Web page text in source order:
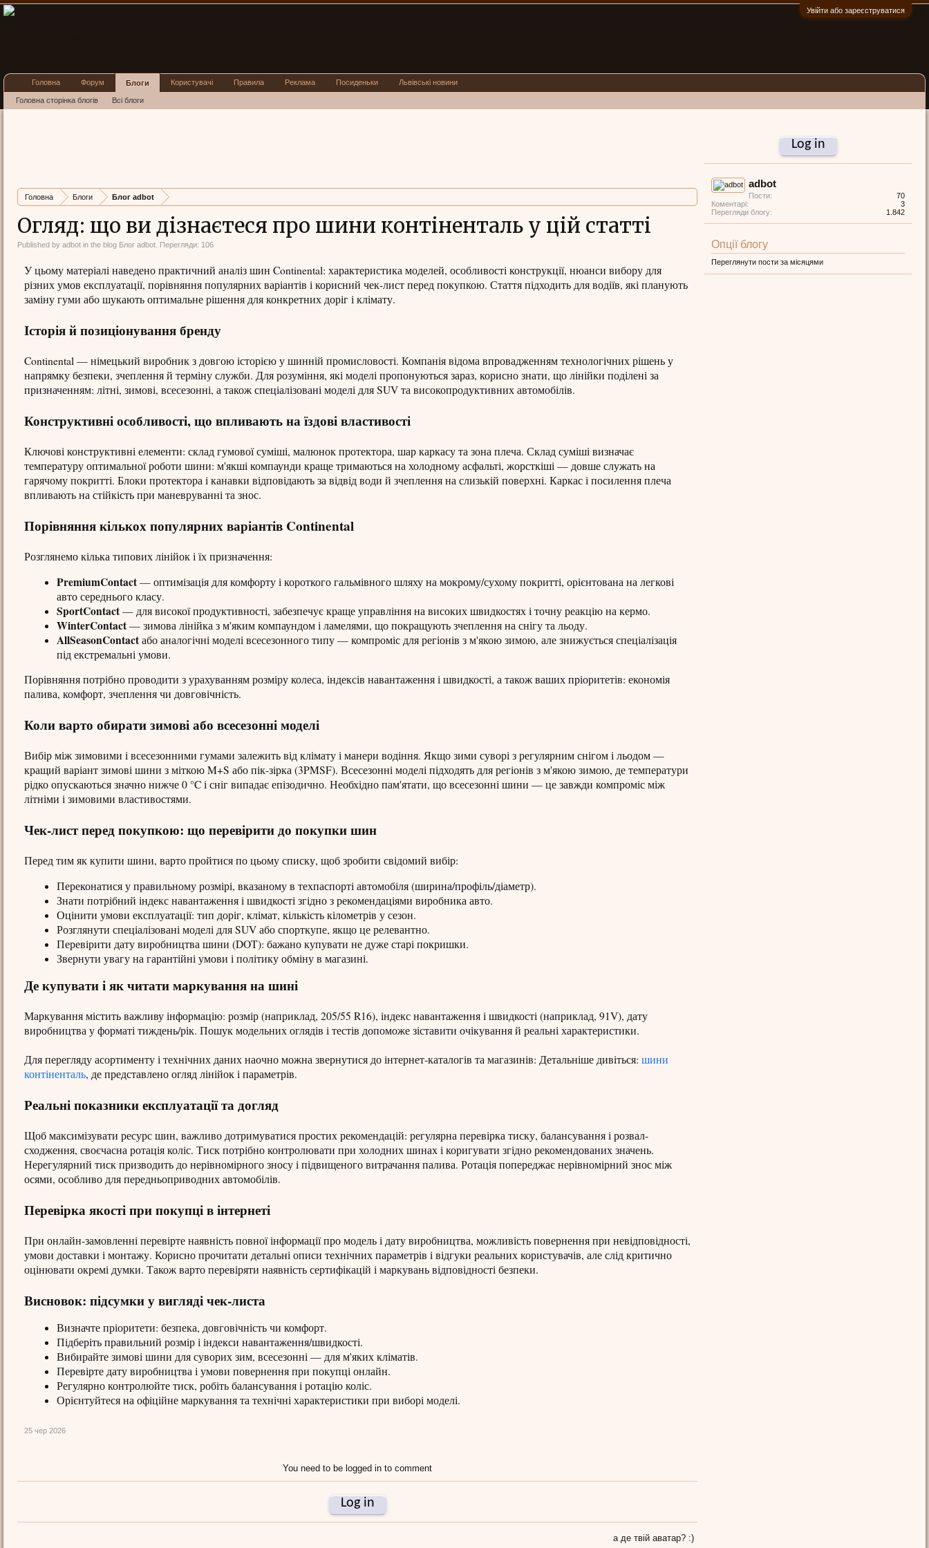
Увійти або зареєструватися
Головна Блоги Блог adbot
Огляд: що ви дізнаєтеся про шини контіненталь у цій статті
Published by adbot in the blog Блог adbot . Перегляди: 106
У цьому матеріалі наведено практичний аналіз шин Continental: характеристика моделей, особливості конструкції, нюанси вибору для
різних умов експлуатації, порівняння популярних варіантів і корисний чек-лист перед покупкою. Стаття підходить для водіїв, які планують
заміну гуми або шукають оптимальне рішення для конкретних доріг і клімату.
Історія й позиціонування бренду
Continental — німецький виробник з довгою історією у шинній промисловості. Компанія відома впровадженням технологічних рішень у
напрямку безпеки, зчеплення й терміну служби. Для розуміння, які моделі пропонуються зараз, корисно знати, що лінійки поділені за
призначенням: літні, зимові, всесезонні, а також спеціалізовані моделі для SUV та високопродуктивних автомобілів.
Конструктивні особливості, що впливають на їздові властивості
Ключові конструктивні елементи: склад гумової суміші, малюнок протектора, шар каркасу та зона плеча. Склад суміші визначає
температуру оптимальної роботи шини: м'якші компаунди краще тримаються на холодному асфальті, жорсткіші — довше служать на
гарячому покритті. Блоки протектора і канавки відповідають за відвід води й зчеплення на слизькій поверхні. Каркас і посилення плеча
впливають на стійкість при маневруванні та знос.
Порівняння кількох популярних варіантів Continental
Розглянемо кілька типових лінійок і їх призначення:
PremiumContact— оптимізація для комфорту і короткого гальмівного шляху на мокрому/сухому покритті, орієнтована на легкові
авто середнього класу.
SportContact— для високої продуктивності, забезпечує краще управління на високих швидкостях і точну реакцію на кермо.
WinterContact— зимова лінійка з м'яким компаундом і ламелями, що покращують зчеплення на снігу та льоду.
AllSeasonContactабо аналогічні моделі всесезонного типу — компроміс для регіонів з м'якою зимою, але знижується спеціалізація
під екстремальні умови.
Порівняння потрібно проводити з урахуванням розміру колеса, індексів навантаження і швидкості, а також ваших пріоритетів: економія
палива, комфорт, зчеплення чи довговічність.
Коли варто обирати зимові або всесезонні моделі
Вибір між зимовими і всесезонними гумами залежить від клімату і манери водіння. Якщо зими суворі з регулярним снігом і льодом —
кращий варіант зимові шини з міткою M+S або пік-зірка (3PMSF). Всесезонні моделі підходять для регіонів з м'якою зимою, де температури
рідко опускаються значно нижче 0 °C і сніг випадає епізодично. Необхідно пам'ятати, що всесезонні шини — це завжди компроміс між
літніми і зимовими властивостями.
Чек-лист перед покупкою: що перевірити до покупки шин
Перед тим як купити шини, варто пройтися по цьому списку, щоб зробити свідомий вибір:
Переконатися у правильному розмірі, вказаному в техпаспорті автомобіля (ширина/профіль/діаметр).
Знати потрібний індекс навантаження і швидкості згідно з рекомендаціями виробника авто.
Оцінити умови експлуатації: тип доріг, клімат, кількість кілометрів у сезон.
Розглянути спеціалізовані моделі для SUV або спорткупе, якщо це релевантно.
Перевірити дату виробництва шини (DOT): бажано купувати не дуже старі покришки.
Звернути увагу на гарантійні умови і політику обміну в магазині.
Де купувати і як читати маркування на шині
Маркування містить важливу інформацію: розмір (наприклад, 205/55 R16), індекс навантаження і швидкості (наприклад, 91V), дату
виробництва у форматі тиждень/рік. Пошук модельних оглядів і тестів допоможе зіставити очікування й реальні характеристики.
Для перегляду асортименту і технічних даних наочно можна звернутися до інтернет-каталогів та магазинів: Детальніше дивіться: шини
контіненталь, де представлено огляд лінійок і параметрів.
Реальні показники експлуатації та догляд
Щоб максимізувати ресурс шин, важливо дотримуватися простих рекомендацій: регулярна перевірка тиску, балансування і розвал-
сходження, своєчасна ротація коліс. Тиск потрібно контролювати при холодних шинах і коригувати згідно рекомендованих значень.
Нерегулярний тиск призводить до нерівномірного зносу і підвищеного витрачання палива. Ротація попереджає нерівномірний знос між
осями, особливо для передньоприводних автомобілів.
Перевірка якості при покупці в інтернеті
При онлайн-замовленні перевірте наявність повної інформації про модель і дату виробництва, можливість повернення при невідповідності,
умови доставки і монтажу. Корисно прочитати детальні описи технічних параметрів і відгуки реальних користувачів, але слід критично
оцінювати окремі думки. Також варто перевіряти наявність сертифікацій і маркувань відповідності безпеки.
Висновок: підсумки у вигляді чек-листа
Визначте пріоритети: безпека, довговічність чи комфорт.
Підберіть правильний розмір і індекси навантаження/швидкості.
Вибирайте зимові шини для суворих зим, всесезонні — для м'яких кліматів.
Перевірте дату виробництва і умови повернення при покупці онлайн.
Регулярно контролюйте тиск, робіть балансування і ротацію коліс.
Орієнтуйтеся на офіційне маркування та технічні характеристики при виборі моделі.
25 чер 2026
You need to be logged in to comment
Log in
а де твій аватар? :)
Log in
adbot
Пости:
70
Коментарі:
3
Перегляди блогу:
1.842
Опції блогу
Переглянути пости за місяцями
Головна Форум Блоги
Головна сторінка блогів Всі блоги
Користувачі Правила Реклама Посиденьки Львівські новини